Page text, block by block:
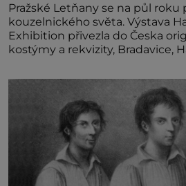
Pražské Letňany se na půl
kouzelnického světa. Výstava
Exhibition přivezla do Česka
kostýmy a rekvizity, Bradavice,